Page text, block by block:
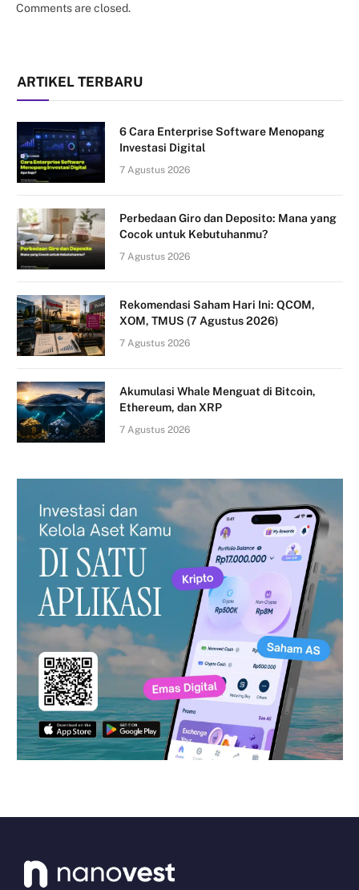
Comments are closed.
ARTIKEL TERBARU
6 Cara Enterprise Software Menopang
Investasi Digital
7 Agustus 2026
Perbedaan Giro dan Deposito: Mana yang
Cocok untuk Kebutuhanmu?
7 Agustus 2026
Rekomendasi Saham Hari Ini: QCOM,
XOM, TMUS (7 Agustus 2026)
7 Agustus 2026
Akumulasi Whale Menguat di Bitcoin,
Ethereum, dan XRP
7 Agustus 2026